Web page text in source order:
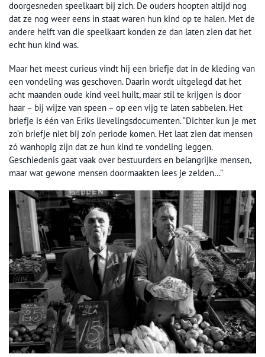
doorgesneden speelkaart bij zich. De ouders hoopten altijd nog
dat ze nog weer eens in staat waren hun kind op te halen. Met de
andere helft van die speelkaart konden ze dan laten zien dat het
echt hun kind was.
Maar het meest curieus vindt hij een briefje dat in de kleding van
een vondeling was geschoven. Daarin wordt uitgelegd dat het
acht maanden oude kind veel huilt, maar stil te krijgen is door
haar – bij wijze van speen – op een vijg te laten sabbelen. Het
briefje is één van Eriks lievelingsdocumenten. “Dichter kun je met
zo’n briefje niet bij zo’n periode komen. Het laat zien dat mensen
zó wanhopig zijn dat ze hun kind te vondeling leggen.
Geschiedenis gaat vaak over bestuurders en belangrijke mensen,
maar wat gewone mensen doormaakten lees je zelden…”